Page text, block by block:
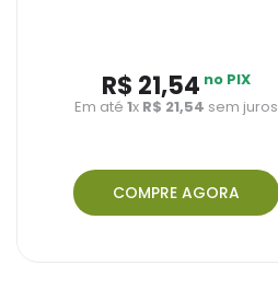
R$ 21,54 no PIX
Em até 1x R$ 21,54 sem juros
COMPRE AGORA